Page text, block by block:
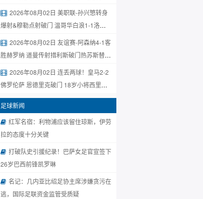
2026年08月02日 美职联-孙兴慜转身
爆射&穆勒点射破门 温哥华白浪1-1洛杉
2026年08月02日 友谊赛-阿森纳4-1客
胜赫罗纳 道曼传射措利斯破门热苏斯替补
2026年08月02日 连丢两球！皇马2-2
佛罗伦萨 恩德里克破门 18岁小将西里亚
建功
足球新闻
红军名宿：利物浦应该留住琼斯，伊劳
拉的态度十分关键
打破队史引援纪录！巴萨女足官宣签下
26岁巴西前锋凯罗琳
名记：几内亚比绍足协主席涉嫌贪污在
逃，国际足联资金监管受质疑